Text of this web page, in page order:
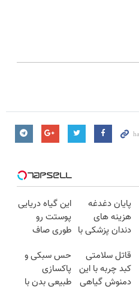
پایان دغدغه
هزینه های
دندان پزشکی با
کننده خانگی
این گیاه دریایی
پوستت رو
طوری صاف
20سال جوون
شدی🔥
قاتل سلامتی
کبد چربه با این
دمنوش گیاهی
حس سبکی و
پاکسازی
طبیعی بدن با